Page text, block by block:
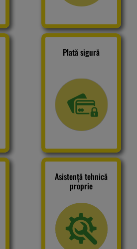
Plată sigură
Asistență tehnică
proprie